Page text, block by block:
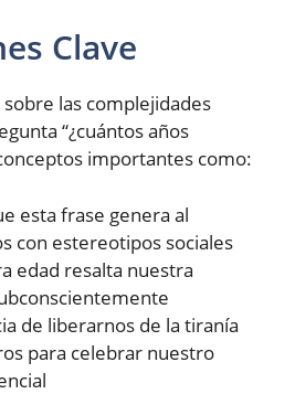
Clave
las complejidades
“¿cuántos años
importantes como:
esta frase genera al
con estereotipos sociales
edad resalta nuestra
de liberarnos de la tiranía
para celebrar nuestro